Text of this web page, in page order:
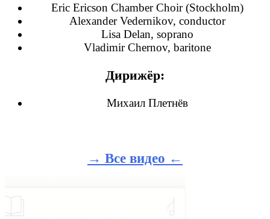
Eric Ericson Chamber Choir (Stockholm)
Alexander Vedernikov, conductor
Lisa Delan, soprano
Vladimir Chernov, baritone
Дирижёр:
Михаил Плетнёв
→ Все видео ←